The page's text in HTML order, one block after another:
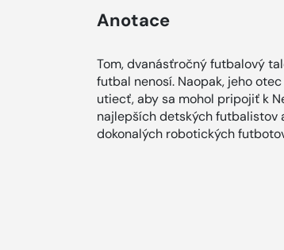
Anotace
Tom, dvanásťročný futbalový
futbal nenosí. Naopak, jeho
utiecť, aby sa mohol pripojiť k
najlepších detských futbalistov
dokonalých robotických